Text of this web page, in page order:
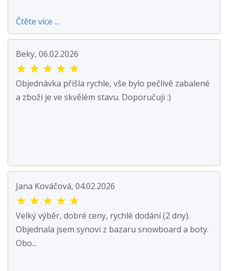
Čtěte více ...
Beky, 06.02.2026
★ ★ ★ ★ ★
Objednávka přišla rychle, vše bylo pečlivě zabalené
a zboží je ve skvělém stavu. Doporučuji :)
Jana Kováčová, 04.02.2026
★ ★ ★ ★ ★
Velký výběr, dobré ceny, rychlé dodání (2 dny).
Objednala jsem synovi z bazaru snowboard a boty.
Obo...